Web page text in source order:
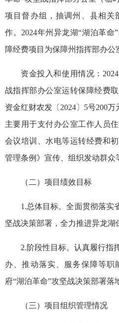
项目督办组，抽调州、县相关
作。2024年州异龙湖“湖泊革命
障经费项目为保障州指挥部办公
资金投入和使用情况：
战指挥部办公室运转保障经费
资金红财农发〔2024〕5号200
主要用于支付办公室工作人员
会议培训、水电等运转经费和
管理条例》宣传、组织发动群众
（二）项目绩效目标
1.总体目标。全面贯彻落实
坚战决策部署，全力推进异龙湖
2.阶段性目标。认真履行指
办、推动落实、服务保障等职
府“湖泊革命”攻坚战决策部署落
（三）项目组织管理情况